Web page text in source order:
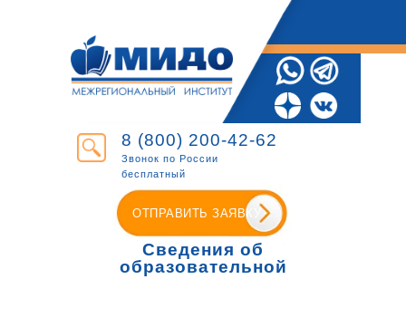
8 (800) 200-42-62
Звонок по России
бесплатный
ОТПРАВИТЬ ЗАЯВКУ
Сведения об
образовательной